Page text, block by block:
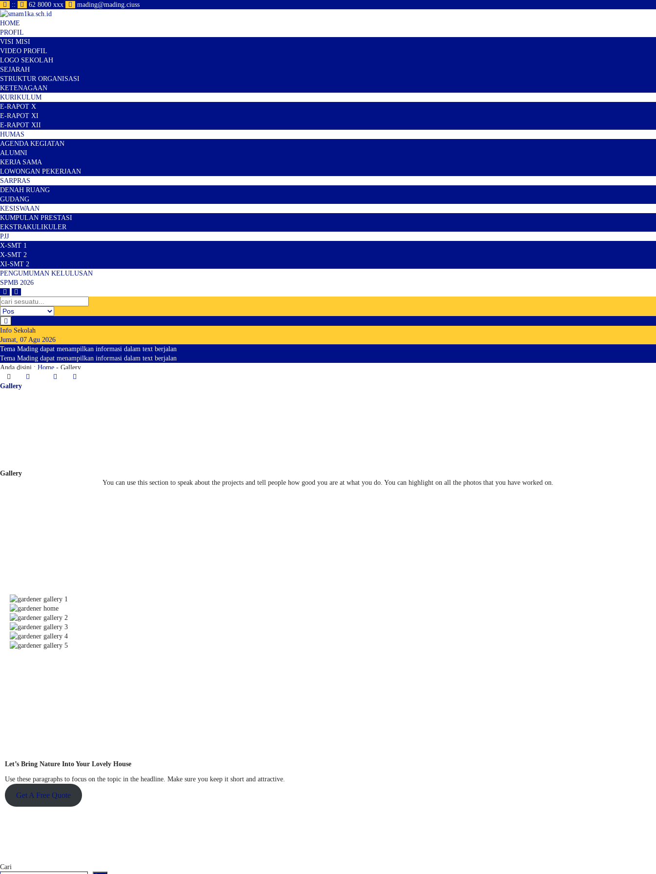
:: 62 8000 xxx mading@mading.ciuss
HOME
PROFIL
VISI MISI
VIDEO PROFIL
LOGO SEKOLAH
SEJARAH
STRUKTUR ORGANISASI
KETENAGAAN
KURIKULUM
E-RAPOT X
E-RAPOT XI
E-RAPOT XII
HUMAS
AGENDA KEGIATAN
ALUMNI
KERJA SAMA
LOWONGAN PEKERJAAN
SARPRAS
DENAH RUANG
GUDANG
KESISWAAN
KUMPULAN PRESTASI
EKSTRAKULIKULER
PJJ
X-SMT 1
X-SMT 2
XI-SMT 2
PENGUMUMAN KELULUSAN
SPMB 2026
Info Sekolah
Jumat, 07 Agu 2026
Tema Mading dapat menampilkan informasi dalam text berjalan
Tema Mading dapat menampilkan informasi dalam text berjalan
Anda disini : Home - Gallery
Gallery
Gallery
You can use this section to speak about the projects and tell people how good you are at what you do. You can highlight on all the photos that you have worked on.
Let’s Bring Nature Into Your Lovely House
Use these paragraphs to focus on the topic in the headline. Make sure you keep it short and attractive.
Get A Free Quote
Cari